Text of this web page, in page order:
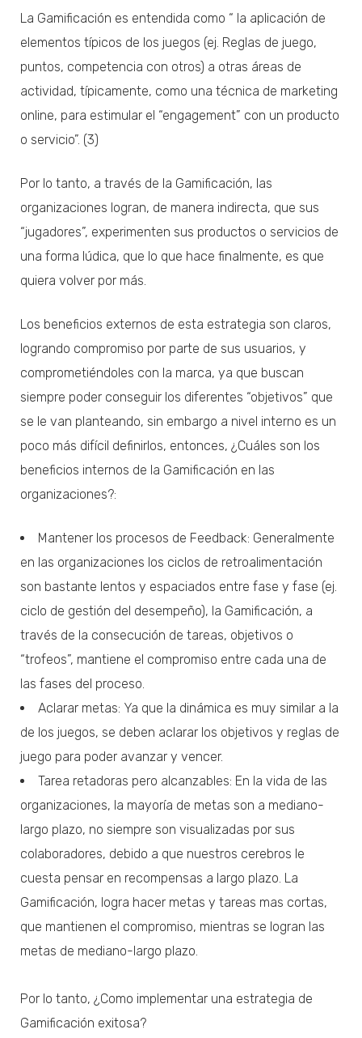
La Gamificación es entendida como “ la aplicación de
elementos típicos de los juegos (ej. Reglas de juego,
puntos, competencia con otros) a otras áreas de
actividad, típicamente, como una técnica de marketing
online, para estimular el “engagement” con un producto
o servicio”. (3)
Por lo tanto, a través de la Gamificación, las
organizaciones logran, de manera indirecta, que sus
“jugadores”, experimenten sus productos o servicios de
una forma lúdica, que lo que hace finalmente, es que
quiera volver por más.
Los beneficios externos de esta estrategia son claros,
logrando compromiso por parte de sus usuarios, y
comprometiéndoles con la marca, ya que buscan
siempre poder conseguir los diferentes “objetivos” que
se le van planteando, sin embargo a nivel interno es un
poco más difícil definirlos, entonces, ¿Cuáles son los
beneficios internos de la Gamificación en las
organizaciones?:
Mantener los procesos de Feedback: Generalmente
en las organizaciones los ciclos de retroalimentación
son bastante lentos y espaciados entre fase y fase (ej.
ciclo de gestión del desempeño), la Gamificación, a
través de la consecución de tareas, objetivos o
“trofeos”, mantiene el compromiso entre cada una de
las fases del proceso.
Aclarar metas: Ya que la dinámica es muy similar a la
de los juegos, se deben aclarar los objetivos y reglas de
juego para poder avanzar y vencer.
Tarea retadoras pero alcanzables: En la vida de las
organizaciones, la mayoría de metas son a mediano-
largo plazo, no siempre son visualizadas por sus
colaboradores, debido a que nuestros cerebros le
cuesta pensar en recompensas a largo plazo. La
Gamificación, logra hacer metas y tareas mas cortas,
que mantienen el compromiso, mientras se logran las
metas de mediano-largo plazo.
Por lo tanto, ¿Como implementar una estrategia de
Gamificación exitosa?